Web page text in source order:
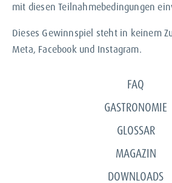
mit diesen Teilnahmebedingungen
Dieses Gewinnspiel steht in keinem
Meta, Facebook und Instagram.
FAQ
GASTRONOMIE
GLOSSAR
MAGAZIN
DOWNLOADS